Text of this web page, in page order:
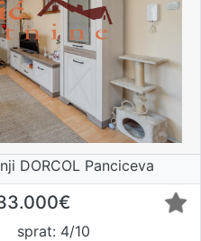
DORCOL Panciceva
sprat: 4/10